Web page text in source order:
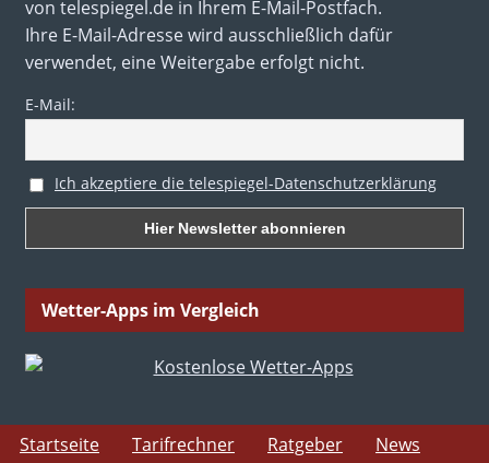
von telespiegel.de in Ihrem E-Mail-Postfach.
Ihre E-Mail-Adresse wird ausschließlich dafür
verwendet, eine Weitergabe erfolgt nicht.
E-Mail:
Ich akzeptiere die telespiegel-Datenschutzerklärung
Wetter-Apps im Vergleich
Startseite Tarifrechner Ratgeber News